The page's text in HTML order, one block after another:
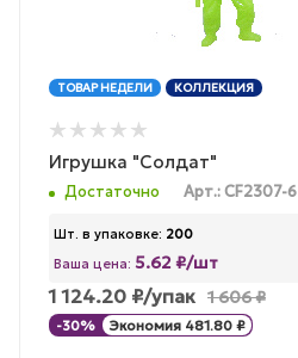
ТОВАР НЕДЕЛИ КОЛЛЕКЦИЯ
Игрушка "Солдат"
Достаточно Арт.: CF2307-6
Шт. в упаковке: 200
Ваша цена: 5.62 ₽/шт
1 124.20 ₽/упак 1 606₽
-30% Экономия 481.80 ₽